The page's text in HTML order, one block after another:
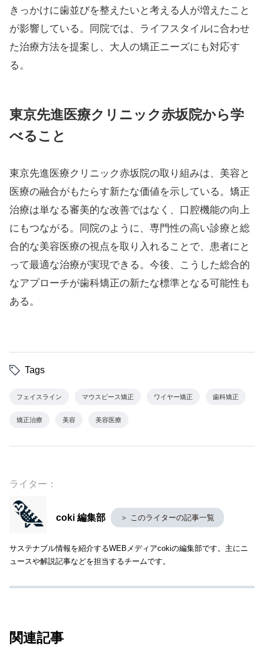
きっかけに歯並びを整えたいと考える人が増えたこと
が影響している。同院では、ライフスタイルに合わせ
た治療方法を提案し、大人の矯正ニーズにも対応す
る。
東京先進医療クリニック赤坂院から学
べること
東京先進医療クリニック赤坂院の取り組みは、美容と
医療の融合がもたらす新たな価値を示している。矯正
治療は単なる審美的な改善ではなく、口腔機能の向上
にもつながる。同院のように、専門性の高い診療と総
合的な美容医療の視点を取り入れることで、患者にと
って最適な治療が実現できる。今後、こうした総合的
なアプローチが歯科矯正の新たな標準となる可能性も
ある。
Tags
フェイスライン マウスピース矯正 ワイヤー矯正 歯科矯正
矯正治療 美容 美容医療
ライター：
coki 編集部 ＞ このライターの記事一覧
サステナブル情報を紹介するWEBメディアcokiの編集部です。主にニ
ュースや解説記事などを担当するチームです。
関連記事